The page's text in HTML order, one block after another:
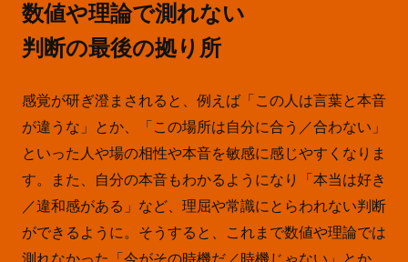
数値や理論で測れない
判断の最後の拠り所
感覚が研ぎ澄まされると、例えば「この人は言葉と本音
が違うな」とか、「この場所は自分に合う／合わない」
といった人や場の相性や本音を敏感に感じやすくなりま
す。また、自分の本音もわかるようになり「本当は好き
／違和感がある」など、理屈や常識にとらわれない判断
ができるように。そうすると、これまで数値や理論では
測れなかった「今がその時機だ／時機じゃない」とか、